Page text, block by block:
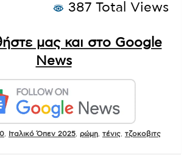
387 Total Views
μας και στο Google
News
Ιταλικό Όπεν 2025 ρώμη τένις τζοκοβιτς